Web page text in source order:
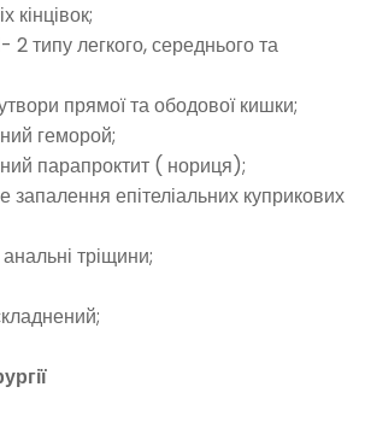
кінцівок;
2 типу легкого, середнього та
прямої та ободової кишки;
геморой;
парапроктит ( нориця);
запалення епітеліальних куприкових
анальні тріщини;